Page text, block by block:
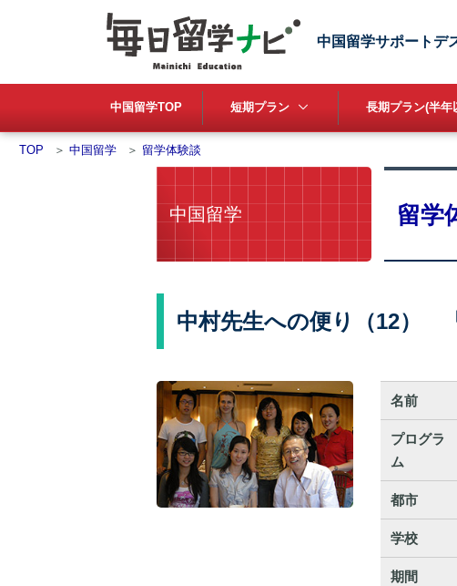
中国留学サポートデ
中国留学TOP 短期プラン 長期プラン(半年
TOP ＞ 中国留学 ＞ 留学体験談
中国留学 留学
中村先生への便り（12）
名前
プログラ
ム
都市
学校
期間